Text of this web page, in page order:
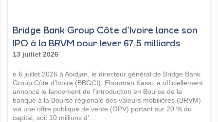
Bridge Bank Group Côte d’Ivoire lance son
IPO à la BRVM pour lever 67,5 milliards
FCFA
13 juillet 2026
e 6 juillet 2026 à Abidjan, le directeur général de Bridge Bank
Group Côte d’Ivoire (BBGCI), Ehouman Kassi, a officiellement
annoncé le lancement de l’introduction en Bourse de la
banque à la Bourse régionale des valeurs mobilières (BRVM)
via une offre publique de vente (OPV) portant sur 20 % du
capital, soit 10 millions d’…